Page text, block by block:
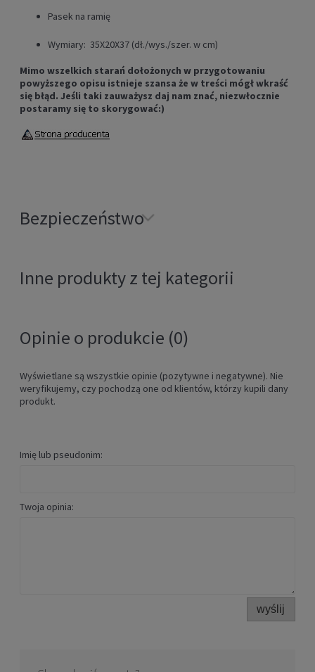
Pasek na ramię
Wymiary: 35X20X37 (dł./wys./szer. w cm)
Mimo wszelkich starań dołożonych w przygotowaniu
powyższego opisu istnieje szansa że w treści mógł wkraść
się błąd. Jeśli taki zauważysz daj nam znać, niezwłocznie
postaramy się to skorygować:)
Bezpieczeństwo
Inne produkty z tej kategorii
Opinie o produkcie (0)
Wyświetlane są wszystkie opinie (pozytywne i negatywne). Nie
weryfikujemy, czy pochodzą one od klientów, którzy kupili dany
produkt.
Imię lub pseudonim:
Twoja opinia:
wyślij